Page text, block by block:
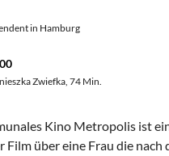
in Hamburg
Zwiefka, 74 Min.
Kino Metropolis ist
Film über eine Frau die nach